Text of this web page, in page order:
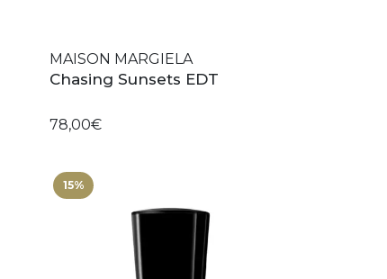
MAISON MARGIELA
Chasing Sunsets EDT
78,00€
15%